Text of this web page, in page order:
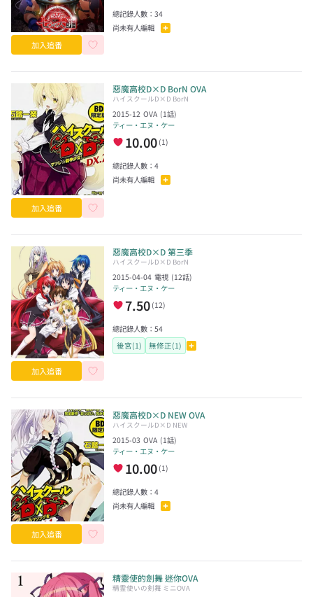
加入追番
總記錄人數：34
尚未有人編輯
加入追番
惡魔高校D×D BorN OVA
ハイスクールD×D BorN
2015-12 OVA (1話)
ティー・エヌ・ケー
10.00 (1)
總記錄人數：4
尚未有人編輯
加入追番
惡魔高校D×D 第三季
ハイスクールD×D BorN
2015-04-04 電視 (12話)
ティー・エヌ・ケー
7.50 (12)
總記錄人數：54
後宮(1)
無修正(1)
加入追番
惡魔高校D×D NEW OVA
ハイスクールD×D NEW
2015-03 OVA (1話)
ティー・エヌ・ケー
10.00 (1)
總記錄人數：4
尚未有人編輯
精靈使的劍舞 迷你OVA
精霊使いの剣舞 ミニOVA